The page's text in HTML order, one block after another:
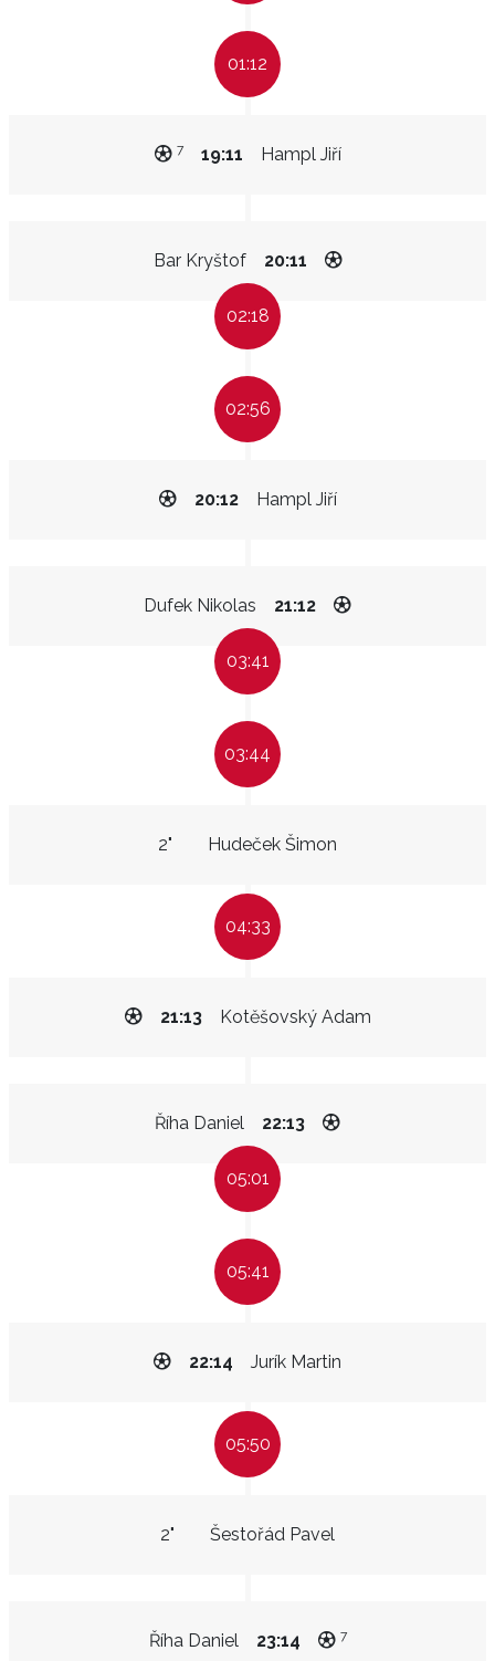
01:12
Hampl Jiří
19:11
7
Bar Kryštof 20:11
02:18
02:56
Hampl Jiří
20:12
Dufek Nikolas 21:12
03:41
03:44
Hudeček Šimon
2"
04:33
Kotěšovský Adam
21:13
Říha Daniel 22:13
05:01
05:41
Jurík Martin
22:14
05:50
Šestořád Pavel
2"
Říha Daniel 23:14 7